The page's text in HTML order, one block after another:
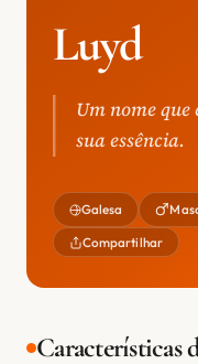
Luyd
Um nome
sua essência.
Galesa
Compartilhar
Características